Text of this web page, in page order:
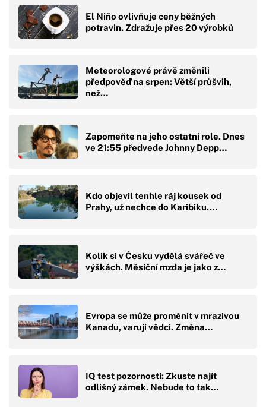
El Niño ovlivňuje ceny běžných
potravin. Zdražuje přes 20 výrobků
Meteorologové právě změnili
předpověď na srpen: Větší průšvih,
než…
Zapomeňte na jeho ostatní role. Dnes
ve 21:55 předvede Johnny Depp…
Kdo objevil tenhle ráj kousek od
Prahy, už nechce do Karibiku.…
Kolik si v Česku vydělá svářeč ve
výškách. Měsíční mzda je jako z…
Evropa se může proměnit v mrazivou
Kanadu, varují vědci. Změna…
IQ test pozornosti: Zkuste najít
odlišný zámek. Nebude to tak…